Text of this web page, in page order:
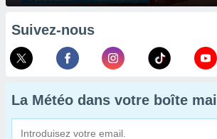
Suivez-nous
La Météo dans votre boîte mail